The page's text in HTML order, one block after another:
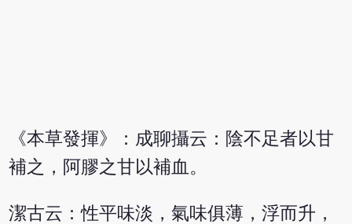
《本草發揮》：成聊攝云：陰不足者以甘
補之，阿膠之甘以補血。
潔古云：性平味淡，氣味俱薄，浮而升，